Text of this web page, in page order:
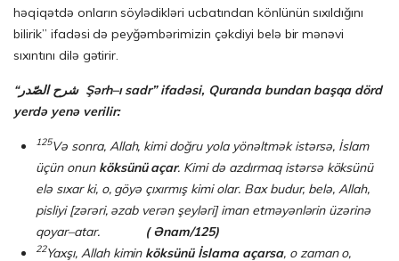
həqiqətdə onların söylədikləri ucbatından könlünün sıxıldığını
bilirik” ifadəsi də peyğəmbərimizin çəkdiyi belə bir mənəvi
sıxıntını dilə gətirir.
“شرح الصّدر Şərh–ı sadr”ifadəsi, Quranda bundan başqa dörd
yerdə yenə verilir:
125Və sonra, Allah, kimi doğru yola yönəltmək istərsə, İslam
üçün onun köksünü açar. Kimi də azdırmaq istərsə köksünü
elə sıxar ki, o, göyə çıxırmış kimi olar. Bax bu­dur, belə, Allah,
pisliyi [zərəri, əzab verən şeyləri] iman etməyənlərin üzərinə
qoyar–atar.
( Ənam/125)
22Yaxşı, Allah kimin köksünü İslama açarsa, o zaman o,